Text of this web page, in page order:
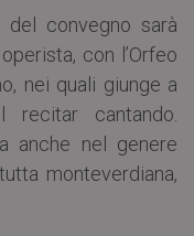
convegno sarà
con l’Orfeo
nei quali giunge a
recitar cantando.
anche nel genere
monteverdiana,